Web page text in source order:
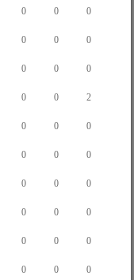
0 0 0
0 0 0
0 0 0
0 0 2
0 0 0
0 0 0
0 0 0
0 0 0
0 0 0
0 0 0